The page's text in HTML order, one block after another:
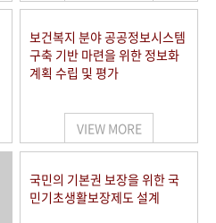
보건복지 분야 공공정보시스템
구축 기반 마련을 위한 정보화
계획 수립 및 평가
VIEW MORE
국민의 기본권 보장을 위한 국
민기초생활보장제도 설계